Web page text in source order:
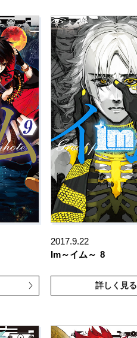
2017.9.22
Im～イム～ 8
詳しく見る